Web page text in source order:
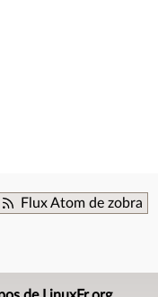
Flux Atom de zobra